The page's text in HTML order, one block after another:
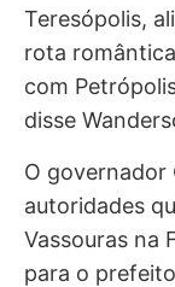
Teresópolis,
rota
com
disse
O governador
autoridades
Vassouras na
para o